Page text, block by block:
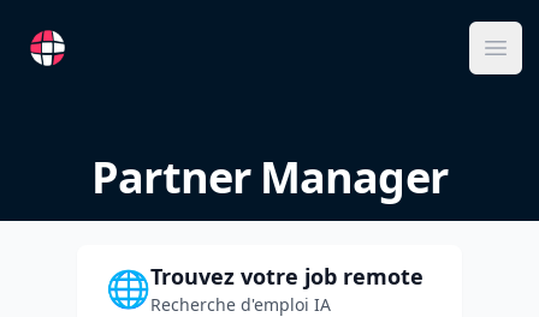
RemoteFR
Partner Manager
🌐Trouvez votre job remote
Recherche d'emploi IA